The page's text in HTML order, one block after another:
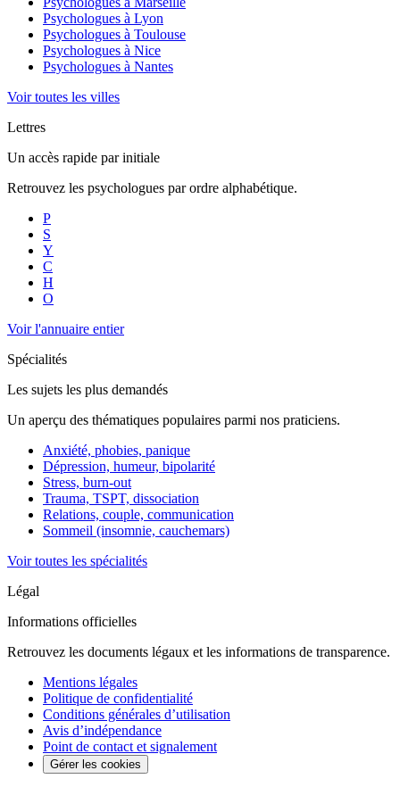
Psychologues à Lyon
Psychologues à Toulouse
Psychologues à Nice
Psychologues à Nantes
Voir toutes les villes
Lettres
Un accès rapide par initiale
Retrouvez les psychologues par ordre alphabétique.
P
S
Y
C
H
O
Voir l'annuaire entier
Spécialités
Les sujets les plus demandés
Un aperçu des thématiques populaires parmi nos praticiens.
Anxiété, phobies, panique
Dépression, humeur, bipolarité
Stress, burn-out
Trauma, TSPT, dissociation
Relations, couple, communication
Sommeil (insomnie, cauchemars)
Voir toutes les spécialités
Légal
Informations officielles
Retrouvez les documents légaux et les informations de transparence.
Mentions légales
Politique de confidentialité
Conditions générales d’utilisation
Avis d’indépendance
Point de contact et signalement
Gérer les cookies